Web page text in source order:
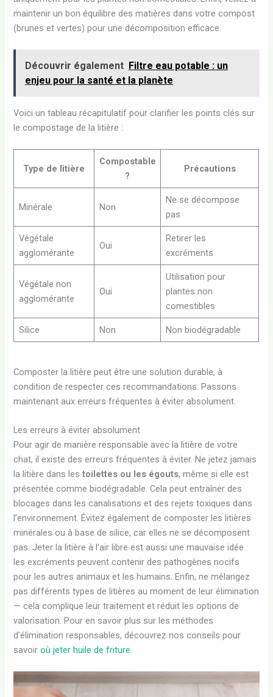
maintenir un bon équilibre des matières dans votre compost
(brunes et vertes) pour une décomposition efficace.
Découvrir également Filtre eau potable : un
enjeu pour la santé et la planète
Voici un tableau récapitulatif pour clarifier les points clés sur
le compostage de la litière :
Type de litière
Compostable
?
Précautions
Minérale Non
Ne se décompose
pas
Végétale
agglomérante
Oui
Retirer les
excréments
Végétale non
agglomérante
Oui
Utilisation pour
plantes non
comestibles
Silice Non Non biodégradable
Composter la litière peut être une solution durable, à
condition de respecter ces recommandations. Passons
maintenant aux erreurs fréquentes à éviter absolument.
Les erreurs à éviter absolument
Pour agir de manière responsable avec la litière de votre
chat, il existe des erreurs fréquentes à éviter. Ne jetez jamais
la litière dans lestoilettes ou les égouts, même si elle est
présentée comme biodégradable. Cela peut entraîner des
blocages dans les canalisations et des rejets toxiques dans
l’environnement. Évitez également de composter les litières
minérales ou à base de silice, car elles ne se décomposent
pas. Jeter la litière à l’air libre est aussi une mauvaise idée :
les excréments peuvent contenir des pathogènes nocifs
pour les autres animaux et les humains. Enfin, ne mélangez
pas différents types de litières au moment de leur élimination
— cela complique leur traitement et réduit les options de
valorisation. Pour en savoir plus sur les méthodes
d’élimination responsables, découvrez nos conseils pour
savoiroù jeter huile de friture.